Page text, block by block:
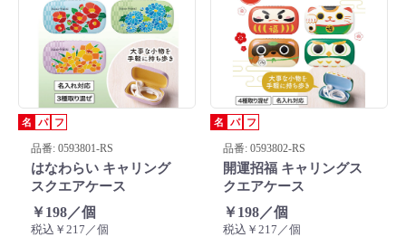
名 パ フ
品番: 0593801-RS
はなわらい キャリング
スクエアケース
￥198／個
税込￥217／個
名 パ フ
品番: 0593802-RS
開運招福 キャリングス
クエアケース
￥198／個
税込￥217／個